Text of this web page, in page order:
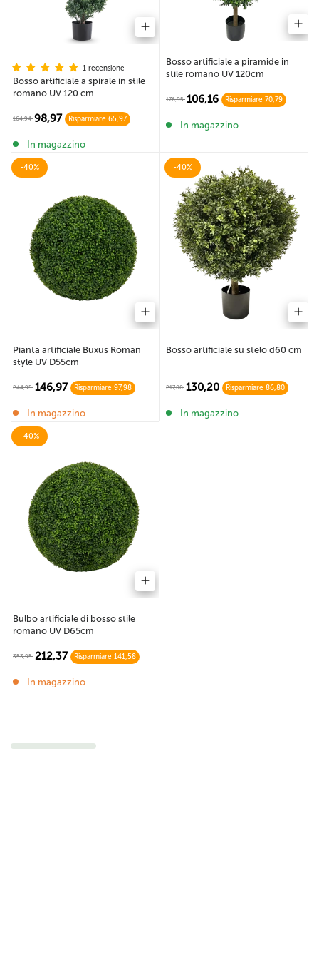
1 recensione
Bosso artificiale a spirale in stile
romano UV 120 cm
164,94 98,97 Risparmiare 65,97
In magazzino
Bosso artificiale a piramide in
stile romano UV 120cm
176,95 106,16 Risparmiare 70,79
In magazzino
-40%
Pianta artificiale Buxus Roman
style UV D55cm
244,95 146,97 Risparmiare 97,98
In magazzino
-40%
Bosso artificiale su stelo d60 cm
217,00 130,20 Risparmiare 86,80
In magazzino
-40%
Bulbo artificiale di bosso stile
romano UV D65cm
353,95 212,37 Risparmiare 141,58
In magazzino